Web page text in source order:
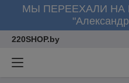
МЫ ПЕРЕЕХАЛИ
220SHOP.by